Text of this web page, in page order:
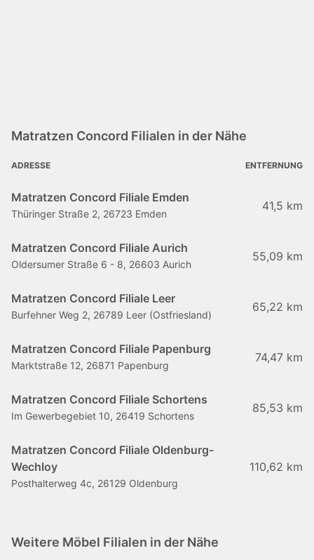
Matratzen Concord Filialen in der Nähe
ADRESSE ENTFERNUNG
Matratzen Concord Filiale Emden
Thüringer Straße 2, 26723 Emden
41,5 km
Matratzen Concord Filiale Aurich
Oldersumer Straße 6 - 8, 26603 Aurich
55,09 km
Matratzen Concord Filiale Leer
Burfehner Weg 2, 26789 Leer (Ostfriesland)
65,22 km
Matratzen Concord Filiale Papenburg
Marktstraße 12, 26871 Papenburg
74,47 km
Matratzen Concord Filiale Schortens
Im Gewerbegebiet 10, 26419 Schortens
85,53 km
Matratzen Concord Filiale Oldenburg-
Wechloy
Posthalterweg 4c, 26129 Oldenburg
110,62 km
Weitere Möbel Filialen in der Nähe